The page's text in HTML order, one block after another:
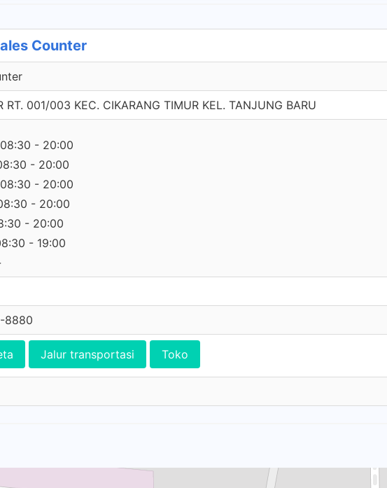
Counter
RT. 001/003 KEC. CIKARANG TIMUR KEL. TANJUNG BARU
- 20:00
- 20:00
- 20:00
- 20:00
- 20:00
- 19:00
8880
Jalur transportasi Toko